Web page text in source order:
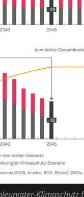
Klimaschutz